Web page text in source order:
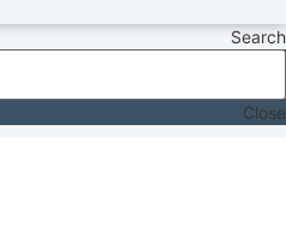
Search
Close